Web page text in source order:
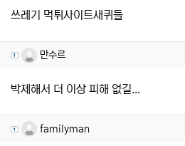
쓰레기 먹튀사이트새퀴들
만수르님의 댓글
만수르
박제해서 더 이상 피해 없길...
familyman님의 댓글
familyman